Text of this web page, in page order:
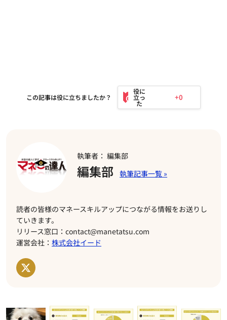
この記事は役に立ちましたか？ +0
執筆者： 編集部
編集部
読者の皆様のマネースキルアップにつながる情報をお送りし
ていきます。
リリース窓口：contact@manetatsu.com
運営会社： 株式会社イード